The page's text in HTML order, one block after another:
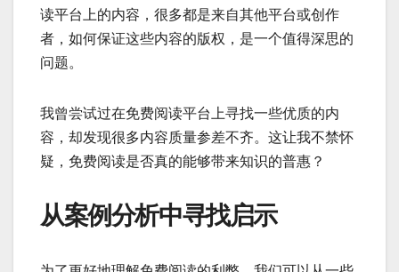
读平台上的内容，很多都是来自其他平台或创作
者，如何保证这些内容的版权，是一个值得深思的
问题。
我曾尝试过在免费阅读平台上寻找一些优质的内
容，却发现很多内容质量参差不齐。这让我不禁怀
疑，免费阅读是否真的能够带来知识的普惠？
从案例分析中寻找启示